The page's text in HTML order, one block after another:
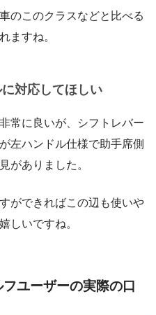
のこのクラスなどと比べる
ますね。
対応してほしい
常に良いが、シフトレバー
左ハンドル仕様で助手席側
がありました。
ができればこの辺も使いや
しいですね。
ユーザーの実際の口